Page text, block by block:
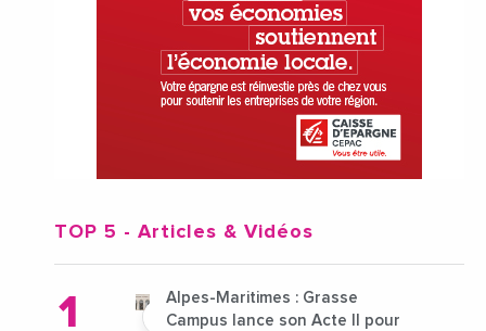
TOP 5 - Articles & Vidéos
Alpes-Maritimes : Grasse
Campus lance son Acte II pour